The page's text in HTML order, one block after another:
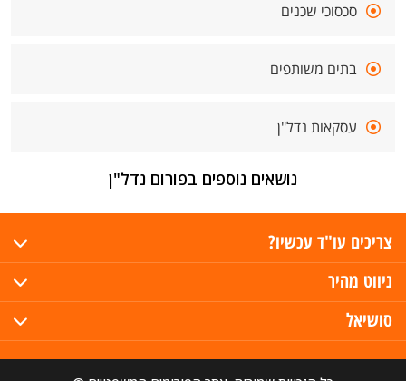
סכסוכי שכנים
בתים משותפים
עסקאות נדל"ן
נושאים נוספים בפורום נדל"ן
צריכים עו"ד עכשיו?
ניווט מהיר
סושיאל